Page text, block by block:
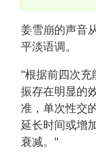
姜雪崩的声音
平淡语调。
"根据前四次
振存在明显的
准，单次性交
延长时间或增
衰减。"